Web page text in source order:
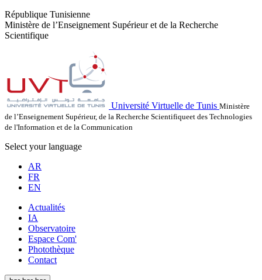
République Tunisienne
Ministère de l’Enseignement Supérieur et de la Recherche
Scientifique
Université Virtuelle de Tunis Ministère
de l’Enseignement Supérieur, de la Recherche Scientifiqueet des Technologies
de l'Information et de la Communication
Select your language
AR
FR
EN
Actualités
IA
Observatoire
Espace Com'
Photothèque
Contact